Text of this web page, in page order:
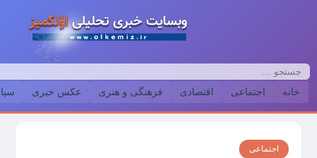
خانه اجتماعی اقتصادی فرهنگی و هنری عکس خبری
اجتماعی